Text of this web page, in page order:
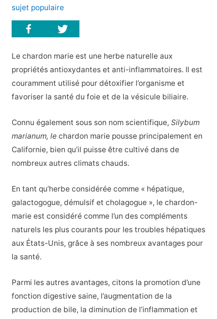
sujet populaire
Le chardon marie est une herbe naturelle aux
propriétés antioxydantes et anti-inflammatoires. Il est
couramment utilisé pour détoxifier l’organisme et
favoriser la santé du foie et de la vésicule biliaire.
Connu également sous son nom scientifique, Silybum
marianum, lechardon marie pousse principalement en
Californie, bien qu’il puisse être cultivé dans de
nombreux autres climats chauds.
En tant qu’herbe considérée comme « hépatique,
galactogogue, démulsif et cholagogue », le chardon-
marie est considéré comme l’un des compléments
naturels les plus courants pour les troubles hépatiques
aux États-Unis, grâce à ses nombreux avantages pour
la santé.
Parmi les autres avantages, citons la promotion d’une
fonction digestive saine, l’augmentation de la
production de bile, la diminution de l’inflammation et